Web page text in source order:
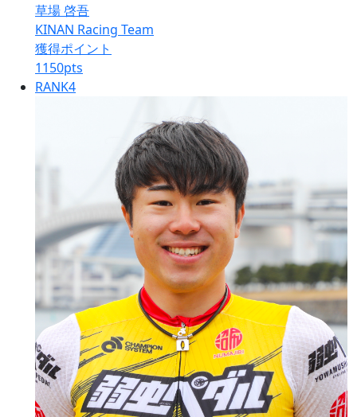
草場 啓吾
KINAN Racing Team
獲得ポイント
1150pts
RANK4